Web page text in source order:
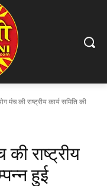
मंच की राष्ट्रीय कार्य समिति की
राष्ट्रीय
हुई